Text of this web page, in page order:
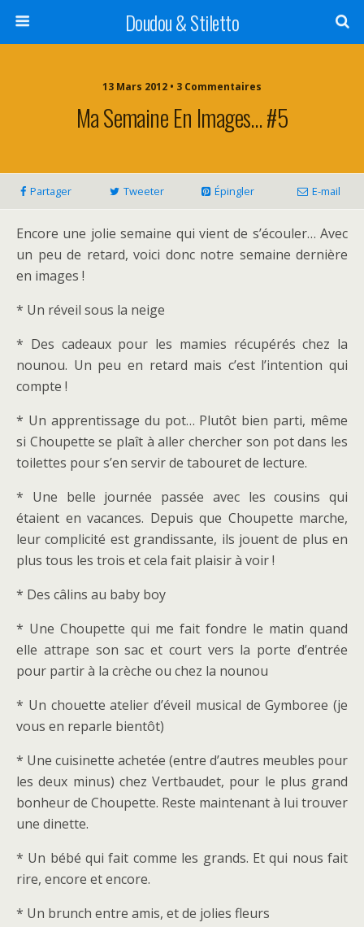
Doudou & Stiletto
13 Mars 2012 • 3 Commentaires
Ma Semaine En Images… #5
Partager Tweeter Épingler E-mail
Encore une jolie semaine qui vient de s’écouler… Avec
un peu de retard, voici donc notre semaine dernière
en images !
* Un réveil sous la neige
* Des cadeaux pour les mamies récupérés chez la
nounou. Un peu en retard mais c’est l’intention qui
compte !
* Un apprentissage du pot… Plutôt bien parti, même
si Choupette se plaît à aller chercher son pot dans les
toilettes pour s’en servir de tabouret de lecture.
* Une belle journée passée avec les cousins qui
étaient en vacances. Depuis que Choupette marche,
leur complicité est grandissante, ils jouent de plus en
plus tous les trois et cela fait plaisir à voir !
* Des câlins au baby boy
* Une Choupette qui me fait fondre le matin quand
elle attrape son sac et court vers la porte d’entrée
pour partir à la crèche ou chez la nounou
* Un chouette atelier d’éveil musical de Gymboree (je
vous en reparle bientôt)
* Une cuisinette achetée (entre d’autres meubles pour
les deux minus) chez Vertbaudet, pour le plus grand
bonheur de Choupette. Reste maintenant à lui trouver
une dinette.
* Un bébé qui fait comme les grands. Et qui nous fait
rire, encore et encore.
* Un brunch entre amis, et de jolies fleurs